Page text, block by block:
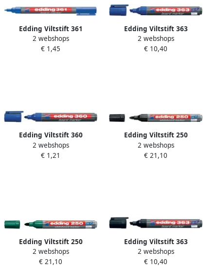
Edding Viltstift 361
whiteboard rond 1mm
blauw
2 webshops
€ 1,45
Edding Viltstift 363
whiteboard beitel blauw 1
5mm
2 webshops
€ 10,40
Edding Viltstift 360
whiteboard rond blauw
3mm
2 webshops
€ 1,21
Edding Viltstift 250
whiteboard rond zwart 1.5
3mm
2 webshops
€ 21,10
Edding Viltstift 250
whiteboard rond groen 1.5
3mm
2 webshops
€ 21,10
Edding Viltstift 363
whiteboard beitel zwart 1-
5mm
2 webshops
€ 10,40